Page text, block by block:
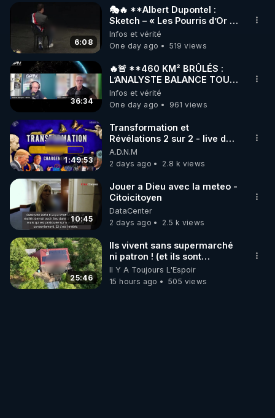
▶ 30 jours gratuit sur l’application de méditation et
de bien-être ENVOL :
Rendez-vous sur https://www.envol.app/code
le code : REGENERE
6:08
🎭🔥 **Albert Dupontel :
Sketch – « Les Pourris d’Or »
🏆💰**
Infos et vérité
One day ago
519 views
36:34
🔥🚨 **460 KM² BRÛLÉS :
L’ANALYSTE BALANCE TOUT
SUR CETTE IMPOSTURE !**
🔥🌲 | GPTV
Infos et vérité
One day ago
961 views
1:49:53
Transformation et
Révélations 2 sur 2 - live du
07/08/26
A.D.N.M
2 days ago
2.8 k views
10:45
Jouer a Dieu avec la meteo -
Citoicitoyen
DataCenter
2 days ago
2.5 k views
25:46
Ils vivent sans supermarché
ni patron ! (et ils sont
heureux)
Il Y A Toujours L'Espoir
15 hours ago
505 views